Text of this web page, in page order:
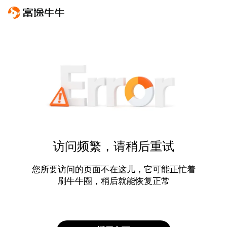
访问频繁，请稍后重试
您所要访问的页面不在这儿，它可能正忙着
刷牛牛圈，稍后就能恢复正常